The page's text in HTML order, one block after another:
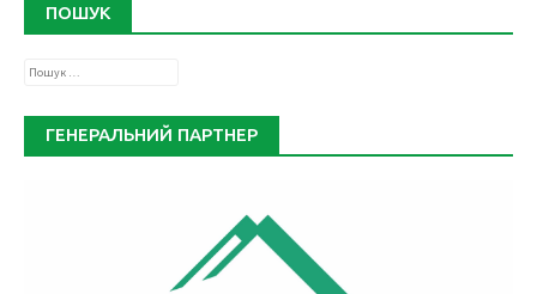
ПОШУК
Пошук:
ГЕНЕРАЛЬНИЙ ПАРТНЕР